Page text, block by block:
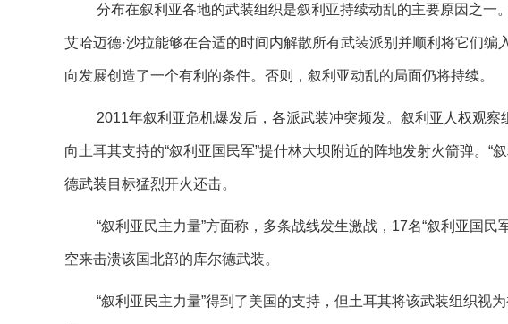
分布在叙利亚各地的武装组织是叙利亚持续动乱的主要原因之一
艾哈迈德·沙拉能够在合适的时间内解散所有武装派别并顺利将它们
向发展创造了一个有利的条件。否则，叙利亚动乱的局面仍将持续。
2011年叙利亚危机爆发后，各派武装冲突频发。叙利亚人权观察
向土耳其支持的“叙利亚国民军”提什林大坝附近的阵地发射火箭弹。“
德武装目标猛烈开火还击。
“叙利亚民主力量”方面称，多条战线发生激战，17名“叙利亚国
空来击溃该国北部的库尔德武装。
“叙利亚民主力量”得到了美国的支持，但土耳其将该武装组织视